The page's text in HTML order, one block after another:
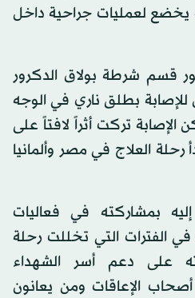
لعمليات جراحية داخل
قسم شرطة بولاق الدكرور
بطلق ناري في الوجه
الإصابة تركت أثراً لافتاً على
العلاج في مصر وألمانيا
إليه بمشاركته في فعاليات
الفترات التي تخللت رحلة
على دعم أسر الشهداء
الإعاقات ومن يعانون